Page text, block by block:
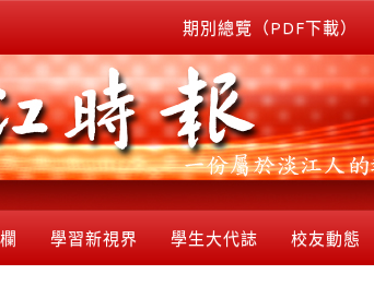
期別總覽（PDF下載）
學習新視界 學生大代誌 校友動態